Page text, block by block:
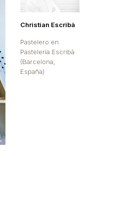
Christian Escribà
Pastelero en
Pastelería Escribà
(Barcelona,
España)